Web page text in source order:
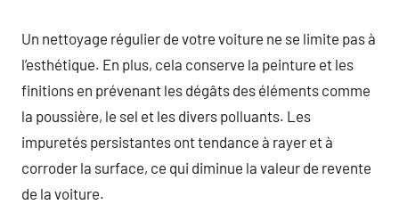
Un nettoyage régulier de votre voiture ne se limite pas à
l’esthétique. En plus, cela conserve la peinture et les
finitions en prévenant les dégâts des éléments comme
la poussière, le sel et les divers polluants. Les
impuretés persistantes ont tendance à rayer et à
corroder la surface, ce qui diminue la valeur de revente
de la voiture.